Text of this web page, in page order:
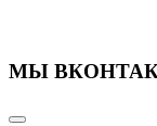
МЫ